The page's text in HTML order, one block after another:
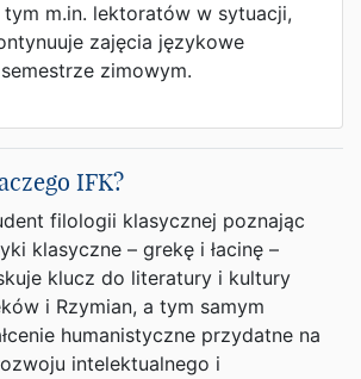
m.in. lektoratów w sytuacji,
zajęcia językowe
zimowym.
IFK?
filologii klasycznej poznając
klasyczne – grekę i łacinę –
klucz do literatury i kultury
i Rzymian, a tym samym
humanistyczne przydatne na
intelektualnego i